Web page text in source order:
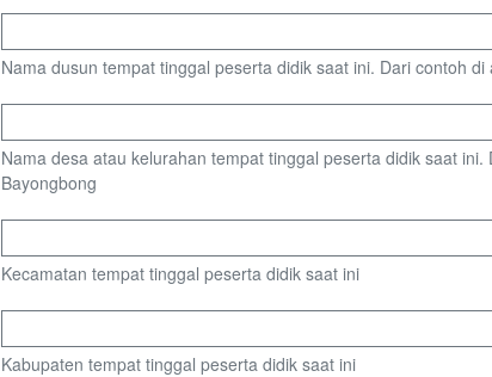
Nama dusun tempat tinggal peserta didik saat ini. Dari contoh
Nama desa atau kelurahan tempat tinggal peserta didik saat
Bayongbong
Kecamatan tempat tinggal peserta didik saat ini
Kabupaten tempat tinggal peserta didik saat ini